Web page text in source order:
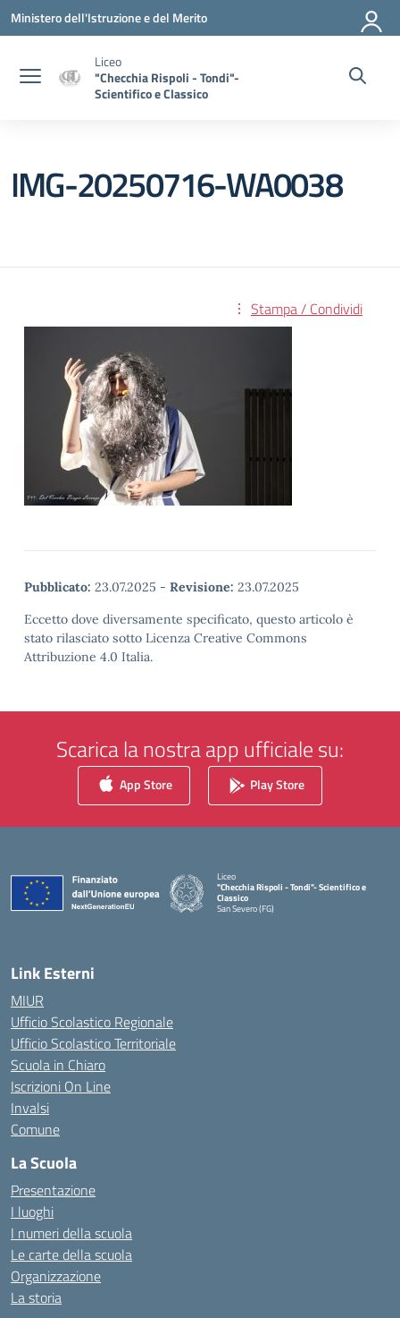
Vai ai contenuti
Vai al menu di navigazione
Vai al footer
Ministero dell'Istruzione e del Merito
Liceo
"Checchia Rispoli - Tondi"-
Scientifico e Classico
IMG-20250716-WA0038
Stampa / Condividi
Pubblicato: 23.07.2025 - Revisione: 23.07.2025
Eccetto dove diversamente specificato, questo articolo è
stato rilasciato sotto Licenza Creative Commons
Attribuzione 4.0 Italia.
Scarica la nostra app ufficiale su:
App Store Play Store
Liceo
"Checchia Rispoli - Tondi"- Scientifico e
Classico
San Severo (FG)
Link Esterni
MIUR
Ufficio Scolastico Regionale
Ufficio Scolastico Territoriale
Scuola in Chiaro
Iscrizioni On Line
Invalsi
Comune
La Scuola
Presentazione
I luoghi
I numeri della scuola
Le carte della scuola
Organizzazione
La storia